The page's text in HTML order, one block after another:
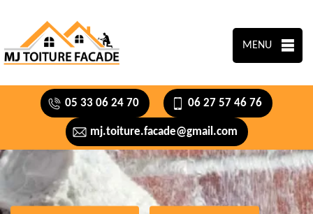
MENU
05 33 06 24 70 06 27 57 46 76
mj.toiture.facade@gmail.com